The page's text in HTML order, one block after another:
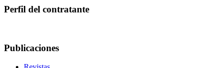
Perfil del contratante
Publicaciones